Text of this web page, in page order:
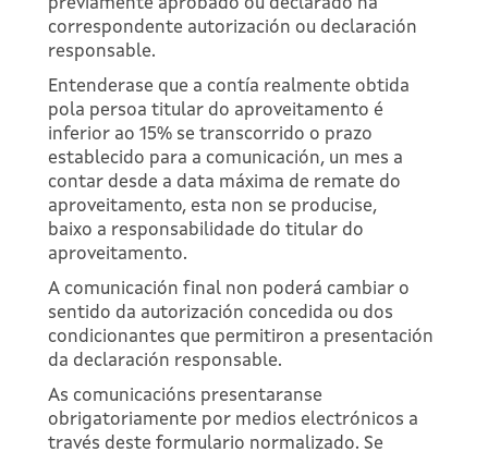
previamente aprobado ou declarado na
correspondente autorización ou declaración
responsable.
Entenderase que a contía realmente obtida
pola persoa titular do aproveitamento é
inferior ao 15% se transcorrido o prazo
establecido para a comunicación, un mes a
contar desde a data máxima de remate do
aproveitamento, esta non se producise,
baixo a responsabilidade do titular do
aproveitamento.
A comunicación final non poderá cambiar o
sentido da autorización concedida ou dos
condicionantes que permitiron a presentación
da declaración responsable.
As comunicacións presentaranse
obrigatoriamente por medios electrónicos a
través deste formulario normalizado. Se